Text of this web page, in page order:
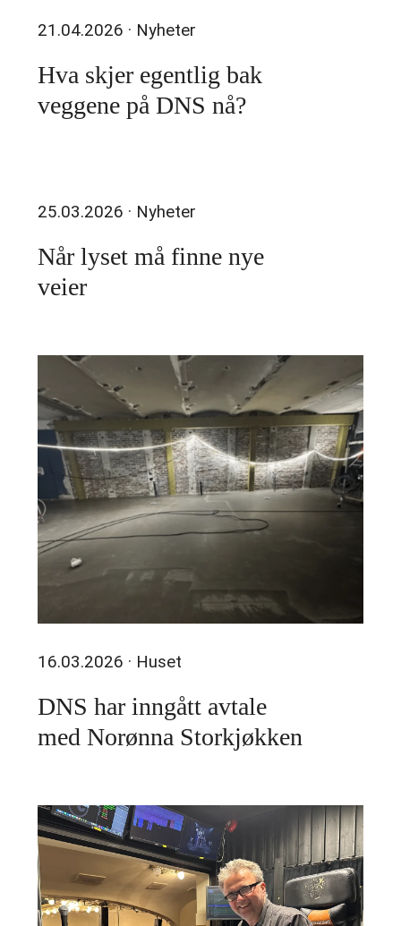
21.04.2026 · Nyheter
Hva skjer egentlig bak
veggene på DNS nå?
25.03.2026 · Nyheter
Når lyset må finne nye
veier
16.03.2026 · Huset
DNS har inngått avtale
med Norønna Storkjøkken